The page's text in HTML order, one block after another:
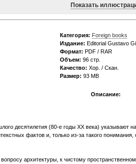
Показать
Категория: Foreign books
Издание: Editorial Gustavo
Формат: PDF / RAR
Объем: 96 стр.
Качество: Хор. / Скан.
Размер: 93 МВ
Описание:
десятилетия (80-е годы ХХ века) указывают
фактов и, только из-за такого
архитектуры, к чистому